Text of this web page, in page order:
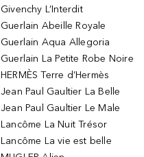
Givenchy L’Interdit
Guerlain Abeille Royale
Guerlain Aqua Allegoria
Guerlain La Petite Robe Noire
HERMÈS Terre d’Hermès
Jean Paul Gaultier La Belle
Jean Paul Gaultier Le Male
Lancôme La Nuit Trésor
Lancôme La vie est belle